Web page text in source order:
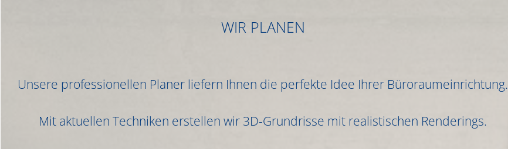
WIR PLANEN
Unsere professionellen Planer liefern Ihnen die perfekte Idee Ihrer Büroraumeinrichtung.
Mit aktuellen Techniken erstellen wir 3D-Grundrisse mit realistischen Renderings.